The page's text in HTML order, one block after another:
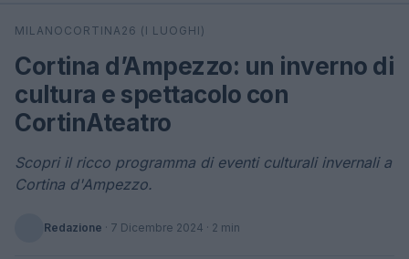
Cerca
MILANOCORTINA26 (I LUOGHI)
Cortina d’Ampezzo: un inverno di
cultura e spettacolo con
CortinAteatro
Scopri il ricco programma di eventi culturali invernali a
Cortina d'Ampezzo.
Redazione · 7 Dicembre 2024 · 2 min